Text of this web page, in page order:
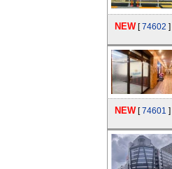
NEW [74602 ]
NEW [74601 ]